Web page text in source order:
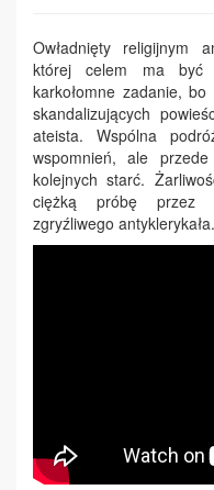
Owładnięty religijnym
której celem ma być
karkołomne zadanie,
skandalizujących
ateista. Wspólna
wspomnień, ale
kolejnych starć.
ciężką próbę przez
zgryźliwego antyklerykała.